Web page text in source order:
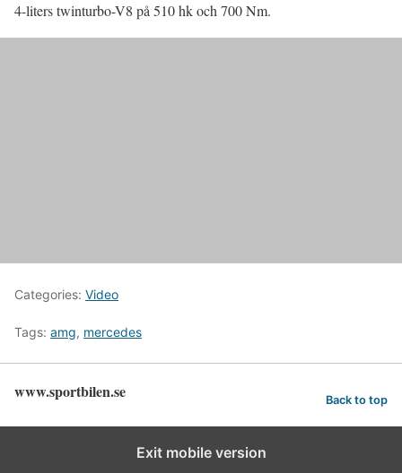
4-liters twinturbo-V8 på 510 hk och 700 Nm.
Categories: Video
Tags: amg, mercedes
www.sportbilen.se Back to top
Exit mobile version